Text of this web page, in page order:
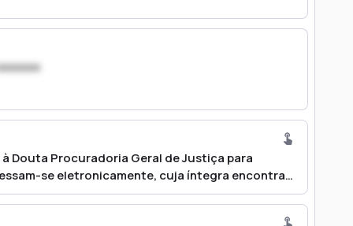
Douta Procuradoria Geral de Justiça para
se eletronicamente, cuja íntegra encontra-